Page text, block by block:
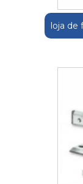
loja de